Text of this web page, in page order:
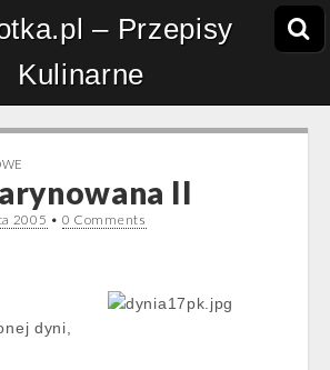
– Przepisy
Kulinarne
II
2005 • 0 Comments
dyni,